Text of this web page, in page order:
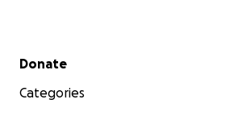
Secondary menu
Donate
Categories